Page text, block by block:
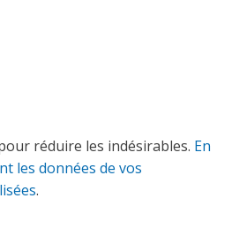
réduire les indésirables. En
les données de vos
.